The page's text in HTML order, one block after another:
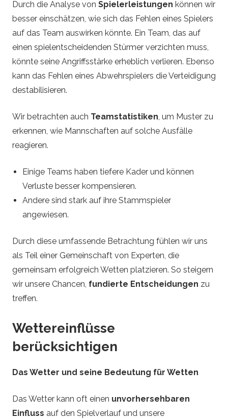
Durch die Analyse von Spielerleistungen können wir
besser einschätzen, wie sich das Fehlen eines Spielers
auf das Team auswirken könnte. Ein Team, das auf
einen spielentscheidenden Stürmer verzichten muss,
könnte seine Angriffsstärke erheblich verlieren. Ebenso
kann das Fehlen eines Abwehrspielers die Verteidigung
destabilisieren.
Wir betrachten auch Teamstatistiken , um Muster zu
erkennen, wie Mannschaften auf solche Ausfälle
reagieren.
Einige Teams haben tiefere Kader und können
Verluste besser kompensieren.
Andere sind stark auf ihre Stammspieler
angewiesen.
Durch diese umfassende Betrachtung fühlen wir uns
als Teil einer Gemeinschaft von Experten, die
gemeinsam erfolgreich Wetten platzieren. So steigern
wir unsere Chancen, fundierte Entscheidungen zu
treffen.
Wettereinflüsse
berücksichtigen
Das Wetter und seine Bedeutung für Wetten
Das Wetter kann oft einen unvorhersehbaren
Einfluss auf den Spielverlauf und unsere